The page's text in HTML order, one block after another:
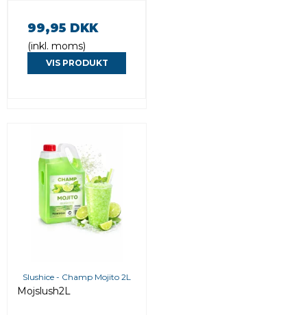
99,95 DKK
(inkl. moms)
VIS PRODUKT
Slushice - Champ Mojito 2L
Mojslush2L